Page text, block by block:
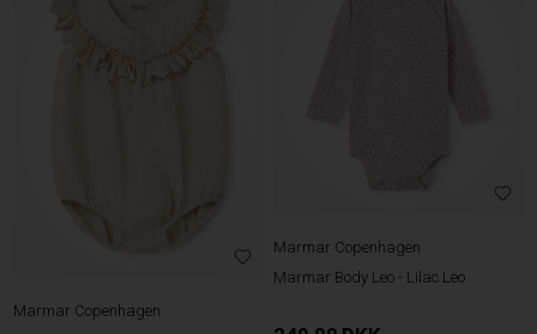
Marmar Copenhagen
Marmar Copenhagen
Marmar Body Leo - Lilac Leo